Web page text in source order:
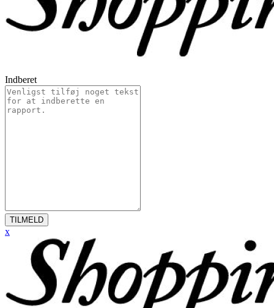
Indberet
TILMELD
x